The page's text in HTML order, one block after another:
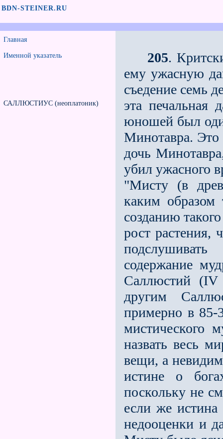
BDN-STEINER.RU
Главная
Именной указатель
САЛЛЮСТИУС (неоплатоник)
205.
ему ужасную
съедение семь
эта печальная
юношей был
Минотавра. Это
дочь
убил ужасного
"Мисту (в
каким образом
созданию
рост растения,
содержание
Саллюстий
другим
примерно в 85-
назвать весь
вещи, а
истине о
поскольку не
если же
недооценки и